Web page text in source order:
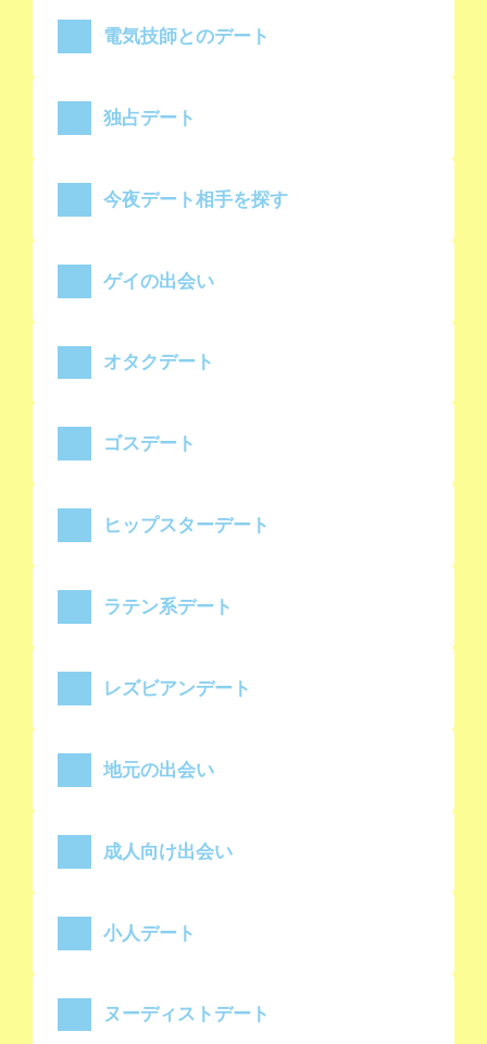
電気技師とのデート
独占デート
今夜デート相手を探す
ゲイの出会い
オタクデート
ゴスデート
ヒップスターデート
ラテン系デート
レズビアンデート
地元の出会い
成人向け出会い
小人デート
ヌーディストデート